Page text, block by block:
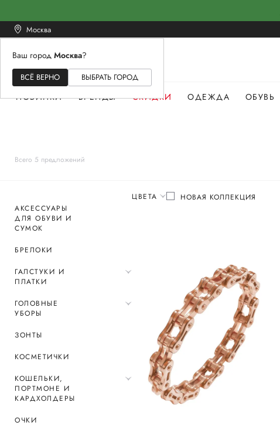
Москва
Ваш город Москва?
ВСЁ ВЕРНО ВЫБРАТЬ ГОРОД
ЖЕНСКОЕМУЖСКОЕ
НОВИНКИ БРЕНДЫ СКИДКИ ОДЕЖДА ОБУВЬ
Всего 5 предложений
АКСЕССУАРЫ
ДЛЯ ОБУВИ И
СУМОК
БРЕЛОКИ
ГАЛСТУКИ И
ПЛАТКИ
ГОЛОВНЫЕ
УБОРЫ
ЗОНТЫ
КОСМЕТИЧКИ
КОШЕЛЬКИ,
ПОРТМОНЕ И
КАРДХОЛДЕРЫ
ОЧКИ
ЦВЕТА НОВАЯ КОЛЛЕКЦИЯ